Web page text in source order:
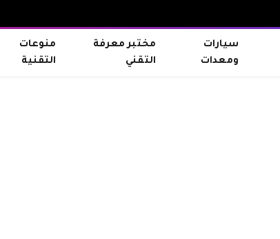
سيارات
ومعدات
مختبر معرفة
التقني
منوعات
التقنية